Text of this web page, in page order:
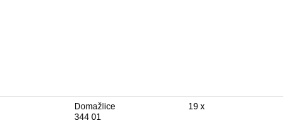
Domažlice
344 01
19 x